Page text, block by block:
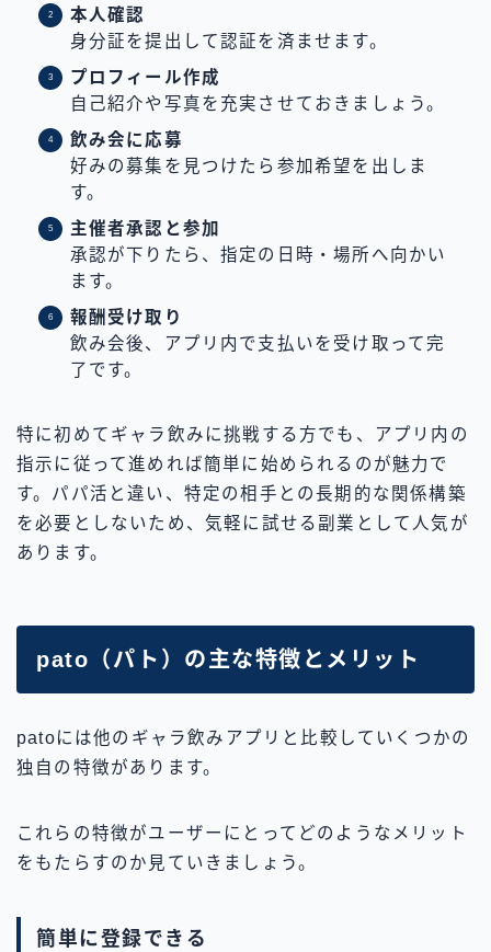
本人確認
身分証を提出して認証を済ませます。
プロフィール作成
自己紹介や写真を充実させておきましょう。
飲み会に応募
好みの募集を見つけたら参加希望を出しま
す。
主催者承認と参加
承認が下りたら、指定の日時・場所へ向かい
ます。
報酬受け取り
飲み会後、アプリ内で支払いを受け取って完
了です。
特に初めてギャラ飲みに挑戦する方でも、アプリ内の
指示に従って進めれば簡単に始められるのが魅力で
す。パパ活と違い、特定の相手との長期的な関係構築
を必要としないため、気軽に試せる副業として人気が
あります。
pato（パト）の主な特徴とメリット
patoには他のギャラ飲みアプリと比較していくつかの
独自の特徴があります。
これらの特徴がユーザーにとってどのようなメリット
をもたらすのか見ていきましょう。
簡単に登録できる